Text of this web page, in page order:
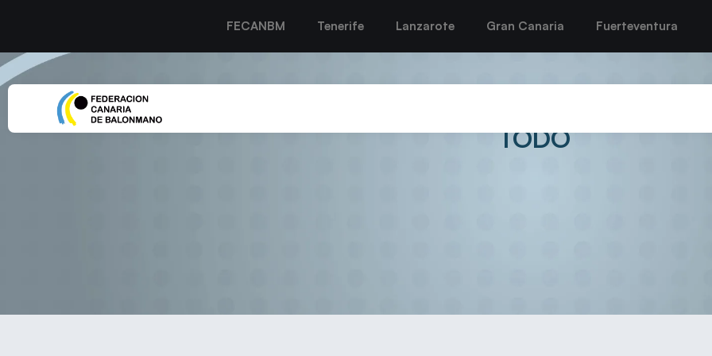
FECANBM Tenerife Lanzarote Gran Canaria Fuerteventura
EL CB LANZAROTE ZONZAMAS AFRONTA UN RETO
TODO